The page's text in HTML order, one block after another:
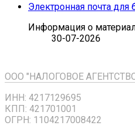
Электронная почта для
Информация о
30-07-2026
ООО "НАЛОГОВОЕ
ИНН: 4217129695
КПП: 421701001
ОГРН: 1104217008422